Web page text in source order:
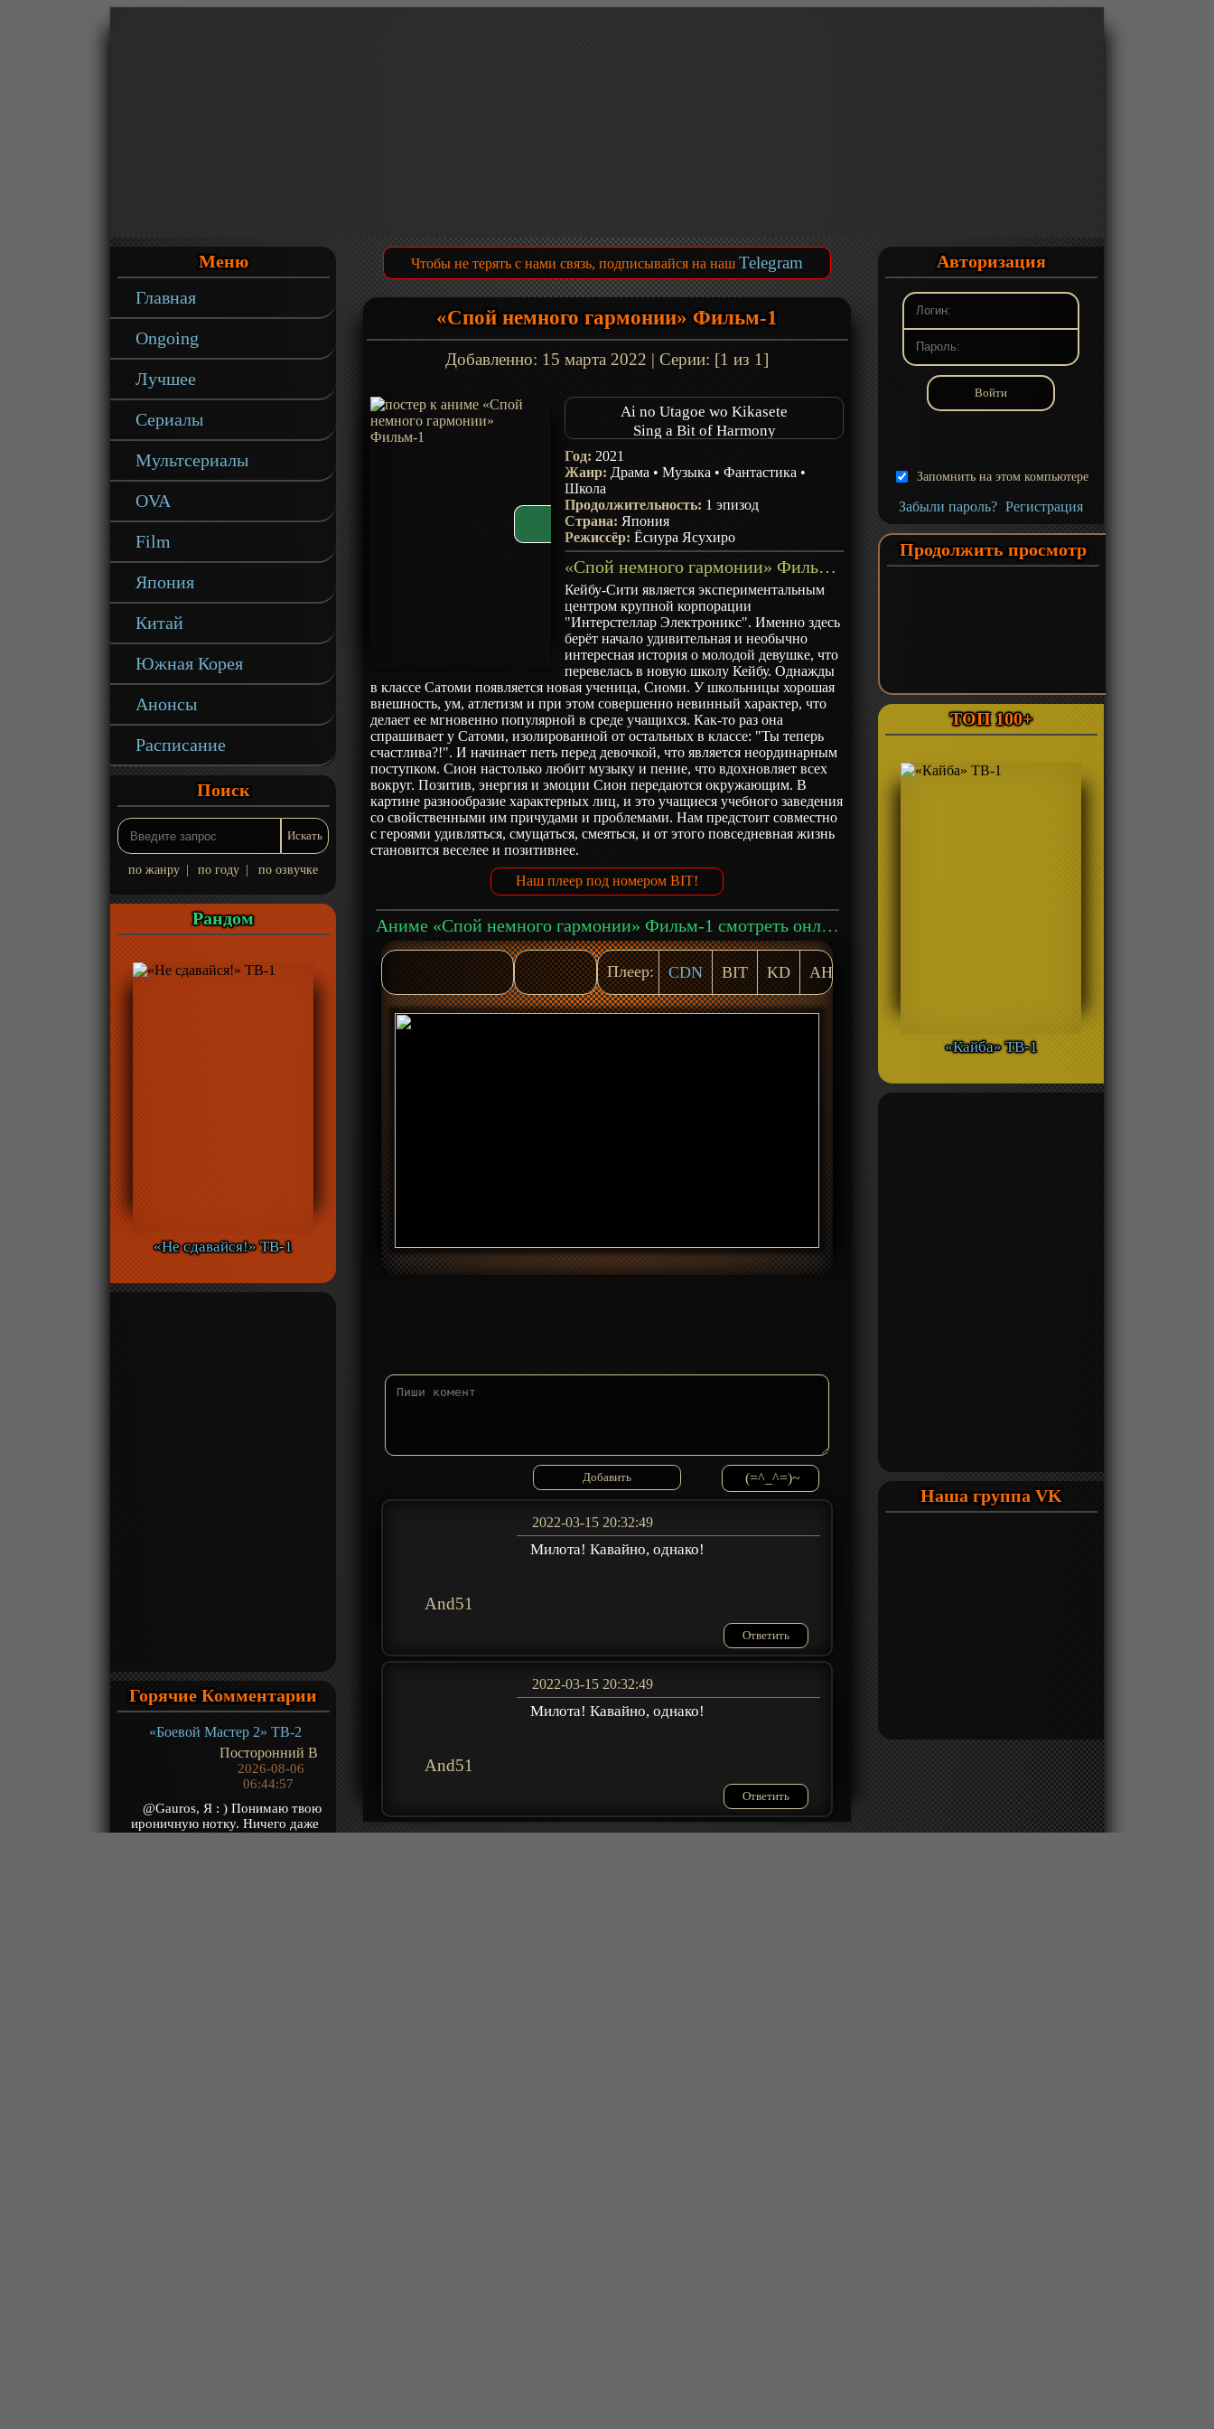
Меню
Главная
Ongoing
Лучшее
Сериалы
Мультсериалы
OVA
Film
Япония
Китай
Южная Корея
Анонсы
Расписание
Поиск
по жанру по году по озвучке
Рандом
«Не сдавайся!» ТВ-1
Горячие Комментарии
«Боевой Мастер 2» ТВ-2
Посторонний В
2026-08-06
06:44:57
@Gauros, Я : ) Понимаю твою
ироничную нотку. Ничего даже
Чтобы не терять с нами связь, подписывайся на наш Telegram
«Спой немного гармонии» Фильм-1
Добавленно: 15 марта 2022 | Серии: [1 из 1]
Ai no Utagoe wo Kikasete
Sing a Bit of Harmony
Год: 2021
Жанр: Драма •Музыка •Фантастика •
Школа
Продолжительность: 1 эпизод
Страна: Япония
Режиссёр:Ёсиура Ясухиро
«Спой немного гармонии» Фильм-1 - описание
Кейбу-Сити является экспериментальным
центром крупной корпорации
"Интерстеллар Электроникс". Именно здесь
берёт начало удивительная и необычно
интересная история о молодой девушке, что
перевелась в новую школу Кейбу. Однажды
в классе Сатоми появляется новая ученица, Сиоми. У школьницы хорошая
внешность, ум, атлетизм и при этом совершенно невинный характер, что
делает ее мгновенно популярной в среде учащихся. Как-то раз она
спрашивает у Сатоми, изолированной от остальных в классе: "Ты теперь
счастлива?!". И начинает петь перед девочкой, что является неординарным
поступком. Сион настолько любит музыку и пение, что вдохновляет всех
вокруг. Позитив, энергия и эмоции Сион передаются окружающим. В
картине разнообразие характерных лиц, и это учащиеся учебного заведения
со свойственными им причудами и проблемами. Нам предстоит совместно
с героями удивляться, смущаться, смеяться, и от этого повседневная жизнь
становится веселее и позитивнее.
Наш плеер под номером BIT!
Аниме «Спой немного гармонии» Фильм-1 смотреть онлайн
Плеер: CDN BIT KD AH
(=^_^=)~
And51
2022-03-15 20:32:49
Милота! Кавайно, однако!
Ответить
And51
2022-03-15 20:32:49
Милота! Кавайно, однако!
Ответить
Авторизация
Запомнить на этом компьютере
Забыли пароль? Регистрация
Продолжить просмотр
ТОП 100+
«Кайба» ТВ-1
Наша группа VK